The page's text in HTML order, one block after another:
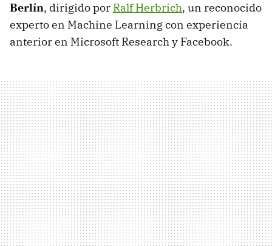
Berlín, dirigido por Ralf Herbrich, un reconocido
experto en Machine Learning con experiencia
anterior en Microsoft Research y Facebook.